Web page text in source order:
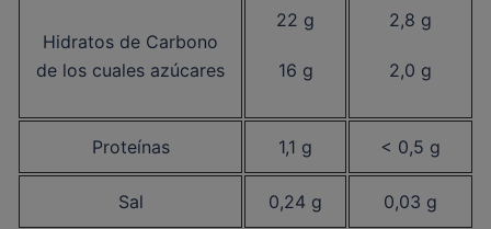
Hidratos de Carbono
de los cuales azúcares
22 g
16 g
2,8 g
2,0 g
Proteínas 1,1 g < 0,5 g
Sal 0,24 g 0,03 g